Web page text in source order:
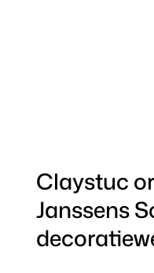
Claystuc
Janssens